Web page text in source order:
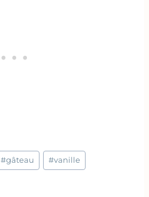
#gâteau #vanille